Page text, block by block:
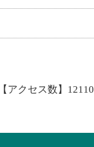
【アクセス数】 12110